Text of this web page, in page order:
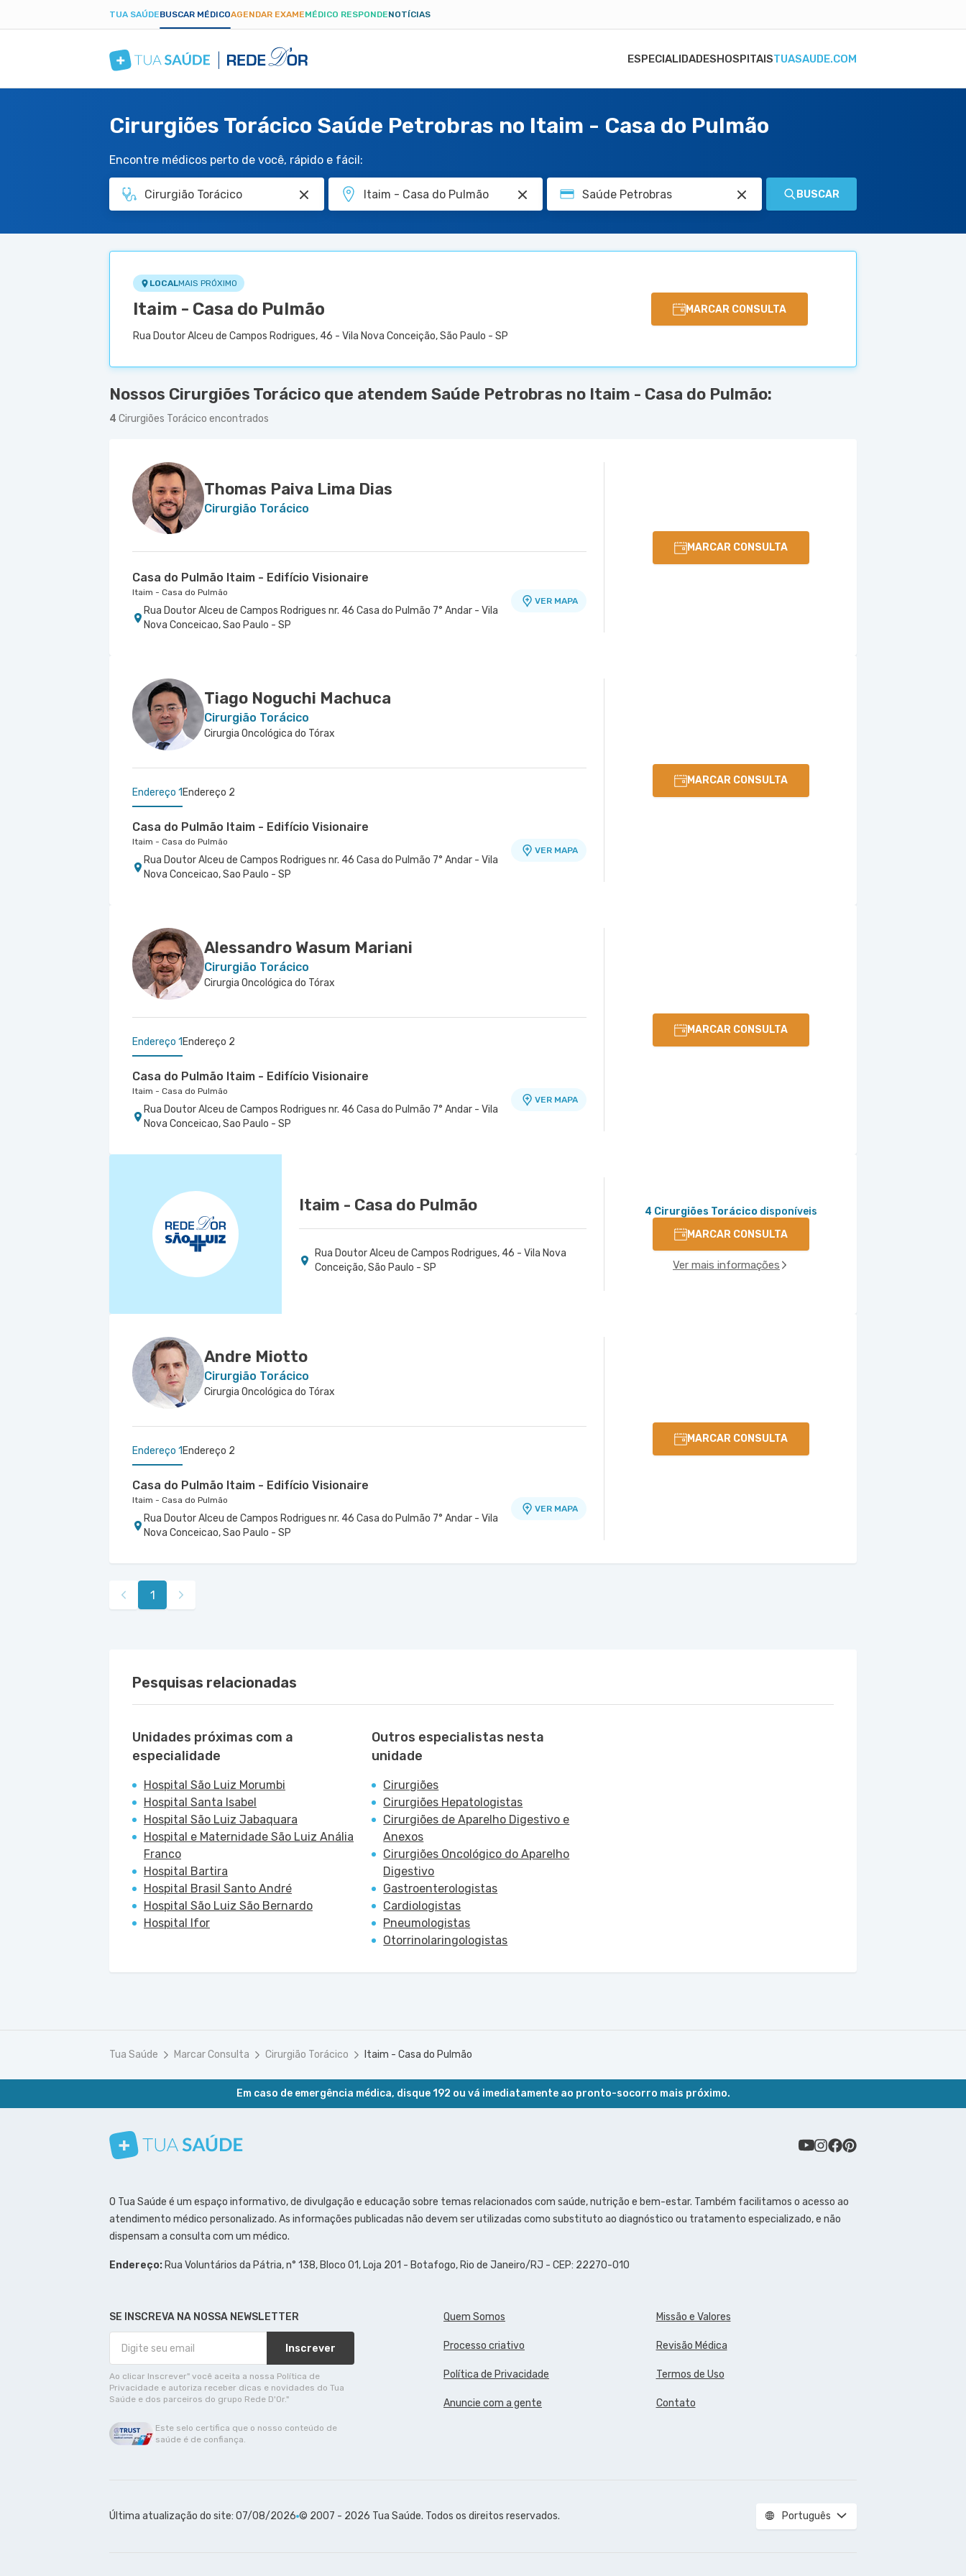
TUA SAÚDEBUSCAR MÉDICOAGENDAR EXAMEMÉDICO RESPONDENOTÍCIAS
ESPECIALIDADESHOSPITAISTUASAUDE.COM
Cirurgiões Torácico Saúde Petrobras no Itaim - Casa do Pulmão
Encontre médicos perto de você, rápido e fácil:
BUSCAR
LOCALMAIS PRÓXIMO
Itaim - Casa do Pulmão
Rua Doutor Alceu de Campos Rodrigues, 46 - Vila Nova Conceição, São Paulo - SP
MARCAR CONSULTA
Nossos Cirurgiões Torácico que atendem Saúde Petrobras no Itaim - Casa do Pulmão:
4 Cirurgiões Torácico encontrados
Thomas Paiva Lima Dias
Cirurgião Torácico
MARCAR CONSULTA
Casa do Pulmão Itaim - Edifício Visionaire
Itaim - Casa do Pulmão
Rua Doutor Alceu de Campos Rodrigues nr. 46 Casa do Pulmão 7° Andar - Vila
Nova Conceicao, Sao Paulo - SP
VER MAPA
Tiago Noguchi Machuca
Cirurgião Torácico
Cirurgia Oncológica do Tórax
MARCAR CONSULTA
Endereço 1 Endereço 2
Casa do Pulmão Itaim - Edifício Visionaire
Itaim - Casa do Pulmão
Rua Doutor Alceu de Campos Rodrigues nr. 46 Casa do Pulmão 7° Andar - Vila
Nova Conceicao, Sao Paulo - SP
VER MAPA
Paulo - SP
Alessandro Wasum Mariani
Cirurgião Torácico
Cirurgia Oncológica do Tórax
MARCAR CONSULTA
Endereço 1 Endereço 2
Casa do Pulmão Itaim - Edifício Visionaire
Itaim - Casa do Pulmão
Rua Doutor Alceu de Campos Rodrigues nr. 46 Casa do Pulmão 7° Andar - Vila
Nova Conceicao, Sao Paulo - SP
VER MAPA
Hospital São Luiz Alphaville
Itaim - Casa do Pulmão
Rua Doutor Alceu de Campos Rodrigues, 46 - Vila Nova
Conceição, São Paulo - SP
4 Cirurgiões Torácicodisponíveis
MARCAR CONSULTA
Ver mais informações
Andre Miotto
Cirurgião Torácico
Cirurgia Oncológica do Tórax
MARCAR CONSULTA
Endereço 1 Endereço 2
Casa do Pulmão Itaim - Edifício Visionaire
Itaim - Casa do Pulmão
Rua Doutor Alceu de Campos Rodrigues nr. 46 Casa do Pulmão 7° Andar - Vila
Nova Conceicao, Sao Paulo - SP
VER MAPA
Vila Nova Star
Avenida Presidente Juscelino Kubitschek nr. 180 - Vila Nova Conceicao, Sao
Paulo - SP
1
Pesquisas relacionadas
Unidades próximas com a
especialidade
Hospital São Luiz Morumbi
Hospital Santa Isabel
Hospital São Luiz Jabaquara
Hospital e Maternidade São Luiz Anália
Franco
Hospital Bartira
Hospital Brasil Santo André
Hospital São Luiz São Bernardo
Hospital Ifor
Outros especialistas nesta
unidade
Cirurgiões
Cirurgiões Hepatologistas
Cirurgiões de Aparelho Digestivo e
Anexos
Cirurgiões Oncológico do Aparelho
Digestivo
Gastroenterologistas
Cardiologistas
Pneumologistas
Otorrinolaringologistas
Tua Saúde Marcar Consulta Cirurgião Torácico Itaim - Casa do Pulmão
Em caso de emergência médica, disque 192 ou vá imediatamente ao pronto-socorro mais próximo.
Conheça nosso canal
Siga a gente no Instagram
Siga a gente no Facebook
Siga a gente no Pinterest
O Tua Saúde é um espaço informativo, de divulgação e educação sobre temas relacionados com saúde, nutrição e bem-estar. Também facilitamos o acesso ao
atendimento médico personalizado. As informações publicadas não devem ser utilizadas como substituto ao diagnóstico ou tratamento especializado, e não
dispensam a consulta com um médico.
Endereço: Rua Voluntários da Pátria, n° 138, Bloco 01, Loja 201 - Botafogo, Rio de Janeiro/RJ - CEP: 22270-010
SE INSCREVA NA NOSSA NEWSLETTER
Inscrever
Ao clicar Inscrever" você aceita a nossa Política de
Privacidade e autoriza receber dicas e novidades do Tua
Saúde e dos parceiros do grupo Rede D'Or."
Quem Somos Missão e Valores
Processo criativo Revisão Médica
Política de Privacidade Termos de Uso
Anuncie com a gente Contato
Este selo certifica que o nosso conteúdo de
saúde é de confiança.
Última atualização do site: 07/08/2026 © 2007 - 2026 Tua Saúde. Todos os direitos reservados. Português